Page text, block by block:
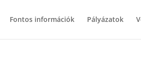
Fontos információk Pályázatok